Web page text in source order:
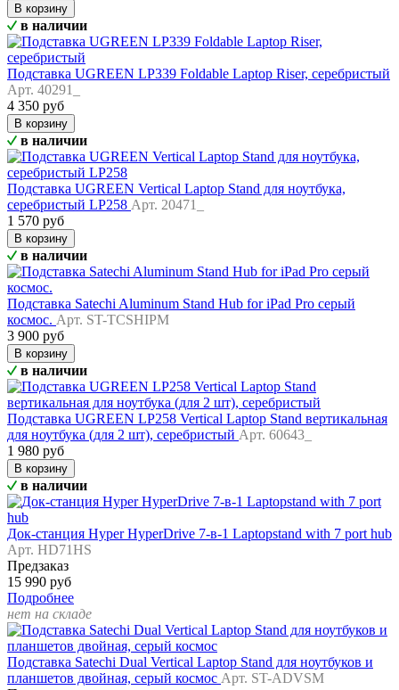
В корзину
в наличии
Подставка UGREEN LP339 Foldable Laptop Riser, серебристый
Арт. 40291_
4 350 руб
В корзину
в наличии
Подставка UGREEN Vertical Laptop Stand для ноутбука,
серебристый LP258 Арт. 20471_
1 570 руб
В корзину
в наличии
Подставка Satechi Aluminum Stand Hub for iPad Pro серый
космос. Арт. ST-TCSHIPM
3 900 руб
В корзину
в наличии
Подставка UGREEN LP258 Vertical Laptop Stand вертикальная
для ноутбука (для 2 шт), серебристый Арт. 60643_
1 980 руб
В корзину
в наличии
Док-станция Hyper HyperDrive 7-в-1 Laptopstand with 7 port hub
Арт. HD71HS
Предзаказ
15 990 руб
Подробнее
нет на складе
Подставка Satechi Dual Vertical Laptop Stand для ноутбуков и
планшетов двойная, серый космос Арт. ST-ADVSM